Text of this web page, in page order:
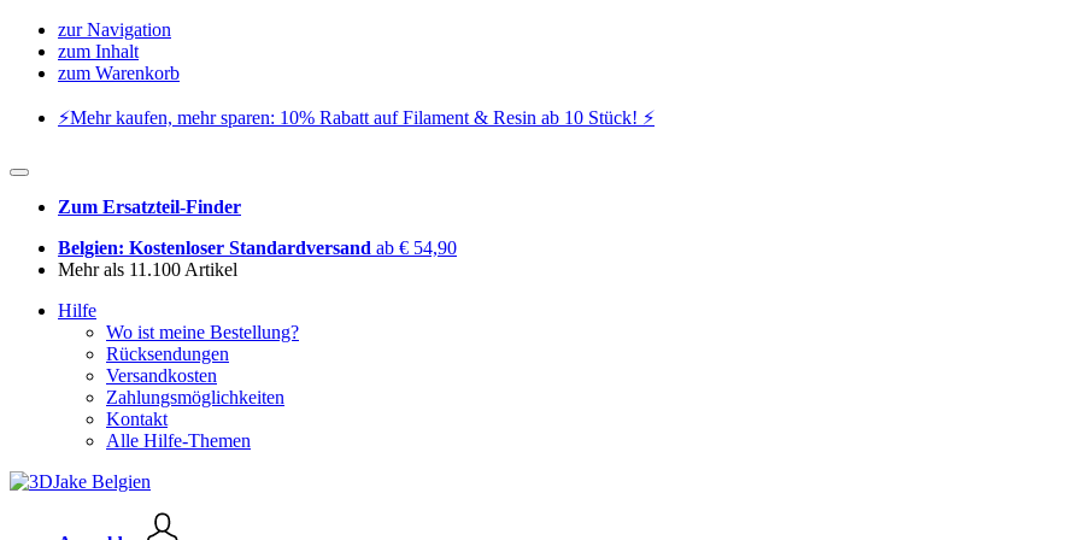
zur Navigation
zum Inhalt
zum Warenkorb
⚡️Mehr kaufen, mehr sparen: 10% Rabatt auf Filament & Resin ab 10 Stück! ⚡️
Zum Ersatzteil-Finder
Belgien: Kostenloser Standardversand ab € 54,90
Mehr als 11.100 Artikel
Hilfe
Wo ist meine Bestellung?
Rücksendungen
Versandkosten
Zahlungsmöglichkeiten
Kontakt
Alle Hilfe-Themen